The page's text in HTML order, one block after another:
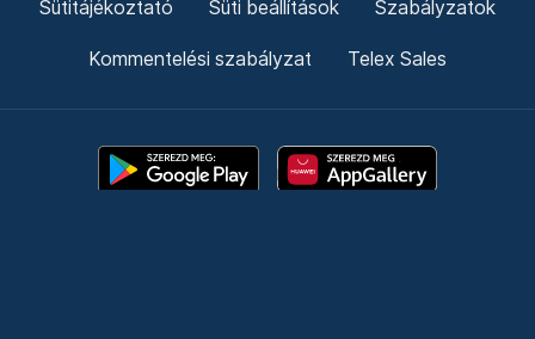
Sütitájékoztató Süti beállítások Szabályzatok
Kommentelési szabályzat Telex Sales